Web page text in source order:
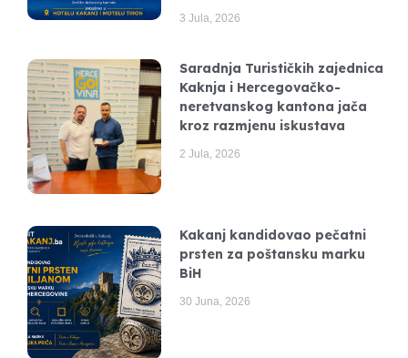
3 Jula, 2026
Saradnja Turističkih zajednica
Kaknja i Hercegovačko-
neretvanskog kantona jača
kroz razmjenu iskustava
2 Jula, 2026
Kakanj kandidovao pečatni
prsten za poštansku marku
BiH
30 Juna, 2026